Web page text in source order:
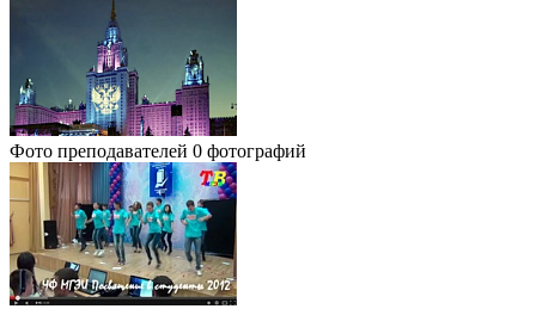
Фото преподавателей 0 фотографий